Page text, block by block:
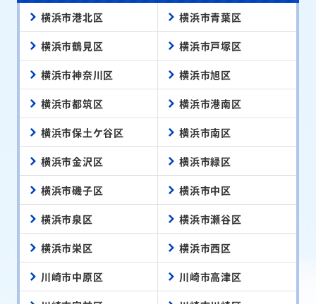
横浜市港北区 横浜市青葉区
横浜市鶴見区 横浜市戸塚区
横浜市神奈川区 横浜市旭区
横浜市都筑区 横浜市港南区
横浜市保土ケ谷区 横浜市南区
横浜市金沢区 横浜市緑区
横浜市磯子区 横浜市中区
横浜市泉区 横浜市瀬谷区
横浜市栄区 横浜市西区
川崎市中原区 川崎市高津区